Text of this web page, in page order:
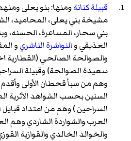
قبيلة كنانةومنها: بنو يعلى
مشيخة بني يعلى، المحاميد،
بني سحار، المساعرة، الحسنه،
العذيقي والنواشرة الناشريو
والصوالحة الصالحي (القطارية
سعيدة الصوالحة) وقبيلة
وهم من سبأ قحطان الأولى
السنين بحسب الشواهد الأثرية
السراحين ) وهم من امتداد
العرب والشواردة الشاردي وهم
والخوالد الخالدي والقوازية